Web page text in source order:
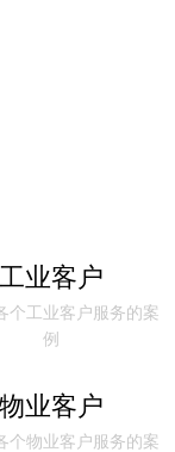
工业客户
个工业客户服务的案
例
物业客户
个物业客户服务的案